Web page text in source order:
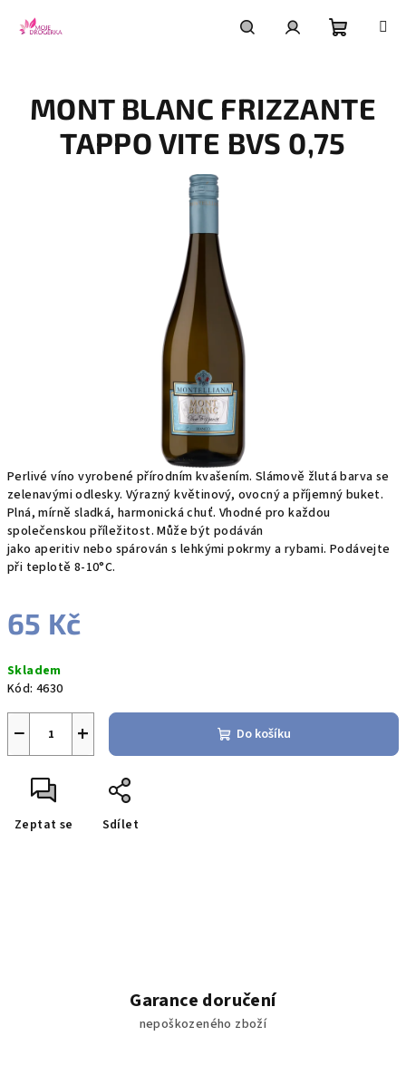
košík
Perlivé víno vyrobené přírodním kvašením. Slámově žlutá barva se
zelenavými odlesky. Výrazný květinový, ovocný a příjemný buket.
Plná, mírně sladká, harmonická chuť. Vhodné pro každou
společenskou příležitost. Může být podáván
jako aperitiv nebo spárován s lehkými pokrmy a rybami. Podávejte
při teplotě 8-10°C.
65 Kč
cena:
Skladem
Kód: 4630
+
− Do košíku
Zeptat se Sdílet
MONT BLANC FRIZZANTE
TAPPO VITE BVS 0,75
Garance doručení
nepoškozeného zboží